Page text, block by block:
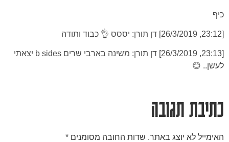
כיף
[23:12, 26/3/2019] דן תורן: יססס 👌 כבוד ותודה
[23:13, 26/3/2019] דן תורן: משינה בארבי שרים b sides יצאתי
לעשן.. 😊
כתיבת תגובה
האימייל לא יוצג באתר. שדות החובה מסומנים *